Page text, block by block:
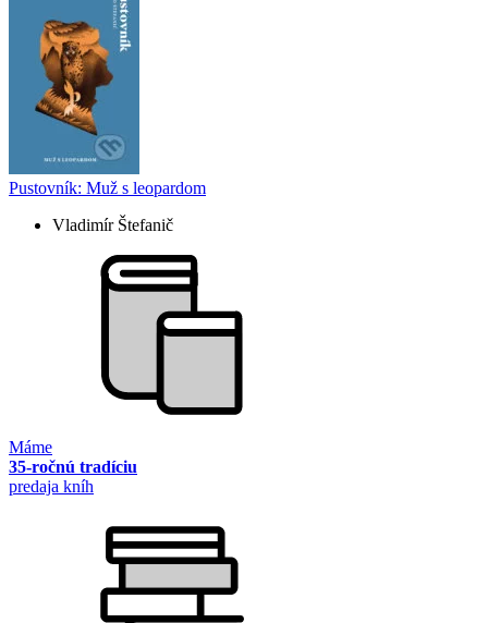
Pustovník: Muž s leopardom
Vladimír Štefanič
Máme
35-ročnú tradíciu
predaja kníh